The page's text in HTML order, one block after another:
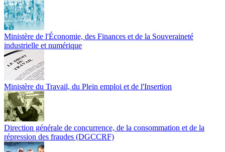
Ministère de l'Économie, des Finances et de la Souveraineté
industrielle et numérique
Ministère du Travail, du Plein emploi et de l'Insertion
Direction générale de concurrence, de la consommation et de la
répression des fraudes (DGCCRF)